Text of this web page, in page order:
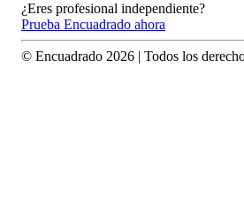
¿Eres profesional independiente?
Prueba Encuadrado ahora
© Encuadrado 2026 | Todos los